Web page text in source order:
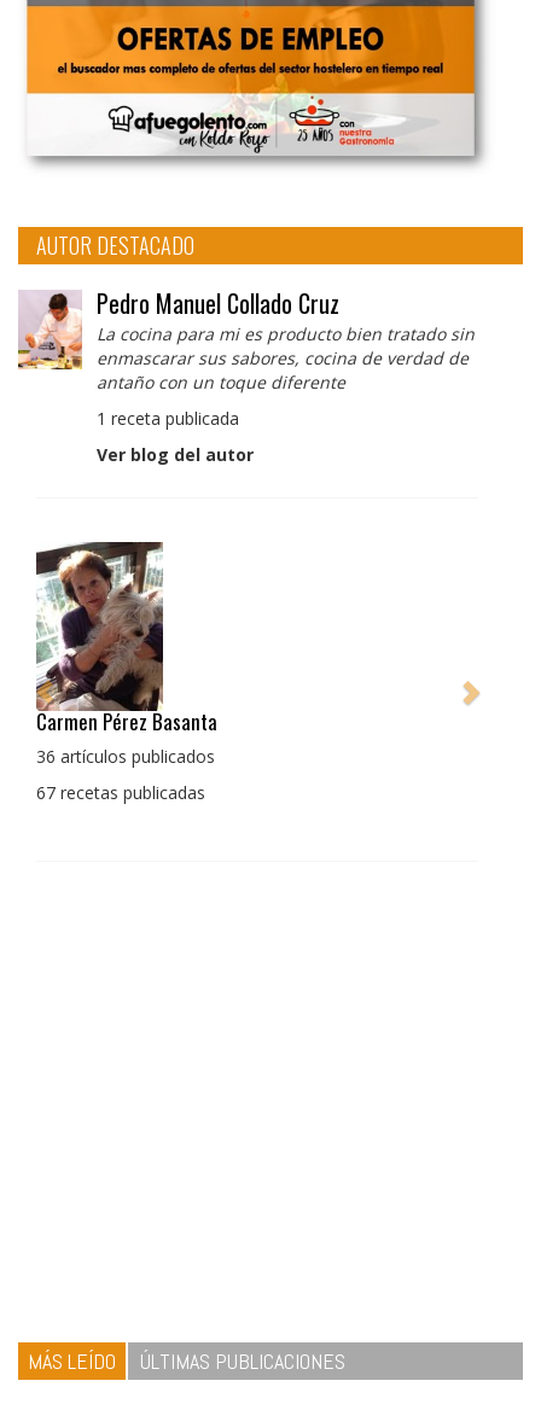
AUTOR DESTACADO
Pedro Manuel Collado Cruz
La cocina para mi es producto bien tratado sin
enmascarar sus sabores, cocina de verdad de
antaño con un toque diferente
1 receta publicada
Ver blog del autor
Pedro Manuel Collado Cruz
La cocina para mi es producto bien tratado sin
con un toque diferente